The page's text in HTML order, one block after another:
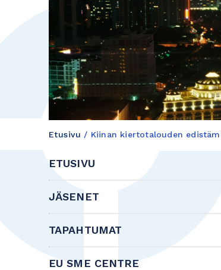
Etusivu / Kiinan kiertotalouden
ETUSIVU
JÄSENET
TAPAHTUMAT
EU SME CENTRE